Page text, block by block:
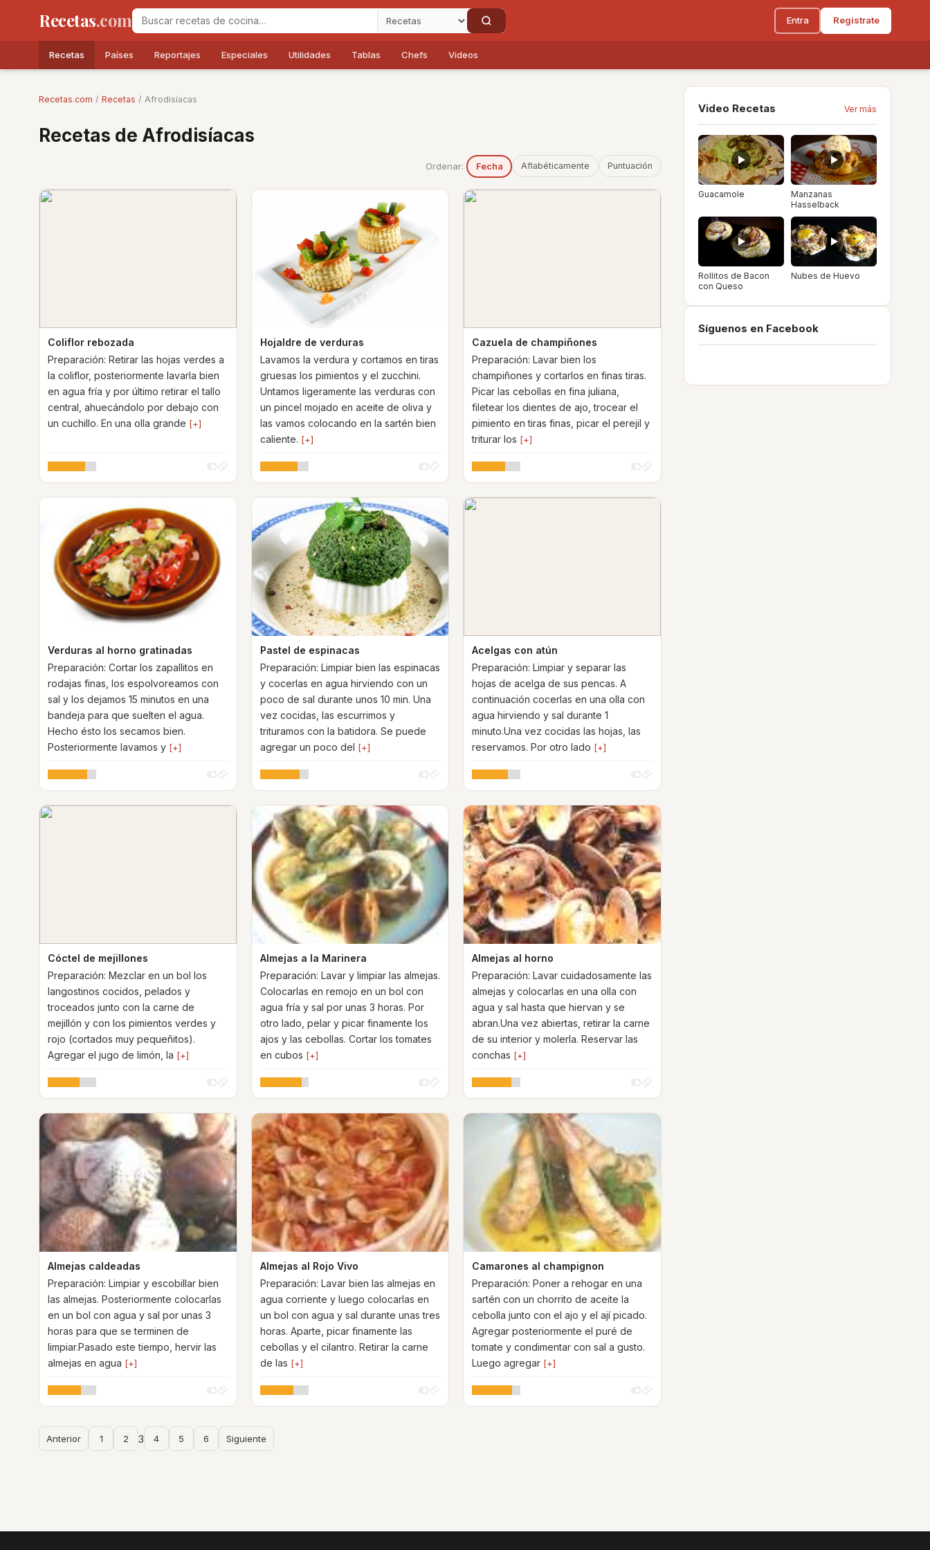
Recetas.com Entra Regístrate
Recetas Países Reportajes Especiales Utilidades Tablas Chefs Videos
Recetas.com / Recetas / Afrodisíacas
Recetas de Afrodisíacas
Ordenar: Fecha Aflabéticamente Puntuación
Coliflor rebozada
Preparación: Retirar las hojas verdes a
la coliflor, posteriormente lavarla bien
en agua fría y por último retirar el tallo
central, ahuecándolo por debajo con
un cuchillo. En una olla grande [+]
Hojaldre de verduras
Lavamos la verdura y cortamos en tiras
gruesas los pimientos y el zucchini.
Untamos ligeramente las verduras con
un pincel mojado en aceite de oliva y
las vamos colocando en la sartén bien
caliente. [+]
Cazuela de champiñones
Preparación: Lavar bien los
champiñones y cortarlos en finas tiras.
Picar las cebollas en fina juliana,
filetear los dientes de ajo, trocear el
pimiento en tiras finas, picar el perejil y
triturar los [+]
Verduras al horno gratinadas
Preparación: Cortar los zapallitos en
rodajas finas, los espolvoreamos con
sal y los dejamos 15 minutos en una
bandeja para que suelten el agua.
Hecho ésto los secamos bien.
Posteriormente lavamos y [+]
Pastel de espinacas
Preparación: Limpiar bien las espinacas
y cocerlas en agua hirviendo con un
poco de sal durante unos 10 min. Una
vez cocidas, las escurrimos y
trituramos con la batidora. Se puede
agregar un poco del [+]
Acelgas con atún
Preparación: Limpiar y separar las
hojas de acelga de sus pencas. A
continuación cocerlas en una olla con
agua hirviendo y sal durante 1
minuto.Una vez cocidas las hojas, las
reservamos. Por otro lado [+]
Cóctel de mejillones
Preparación: Mezclar en un bol los
langostinos cocidos, pelados y
troceados junto con la carne de
mejillón y con los pimientos verdes y
rojo (cortados muy pequeñitos).
Agregar el jugo de limón, la [+]
Almejas a la Marinera
Preparación: Lavar y limpiar las almejas.
Colocarlas en remojo en un bol con
agua fría y sal por unas 3 horas. Por
otro lado, pelar y picar finamente los
ajos y las cebollas. Cortar los tomates
en cubos [+]
Almejas al horno
Preparación: Lavar cuidadosamente las
almejas y colocarlas en una olla con
agua y sal hasta que hiervan y se
abran.Una vez abiertas, retirar la carne
de su interior y molerla. Reservar las
conchas [+]
Almejas caldeadas
Preparación: Limpiar y escobillar bien
las almejas. Posteriormente colocarlas
en un bol con agua y sal por unas 3
horas para que se terminen de
limpiar.Pasado este tiempo, hervir las
almejas en agua [+]
Almejas al Rojo Vivo
Preparación: Lavar bien las almejas en
agua corriente y luego colocarlas en
un bol con agua y sal durante unas tres
horas. Aparte, picar finamente las
cebollas y el cilantro. Retirar la carne
de las [+]
Camarones al champignon
Preparación: Poner a rehogar en una
sartén con un chorrito de aceite la
cebolla junto con el ajo y el ají picado.
Agregar posteriormente el puré de
tomate y condimentar con sal a gusto.
Luego agregar [+]
Anterior 1 2 3 4 5 6 Siguiente
Video Recetas Ver más
Guacamole
Manzanas
Hasselback
Rollitos de Bacon
con Queso
Nubes de Huevo
Síguenos en Facebook